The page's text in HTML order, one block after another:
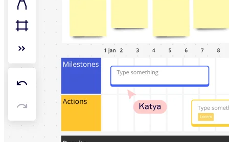
Concept Maps
Flussdiagramme
Spezialisiert
Erstellen von Roadmaps
Prozessabbildung
Technisches Design & Dokumentation
Prototypen & Wireframes
Abbildung der Customer Journey
Auswertung von Research
Miro Planning & Delivery